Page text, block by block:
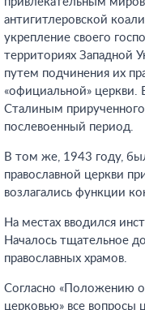
антигитлеровской
укрепление своего
территориях Западной
путем подчинения их
«официальной»
Сталиным
послевоенный период.
В том же, 1943 году,
православной церкви
возлагались функции
На местах вводился
Началось тщательное
православных храмов.
Согласно «Положению
церковью» все вопросы